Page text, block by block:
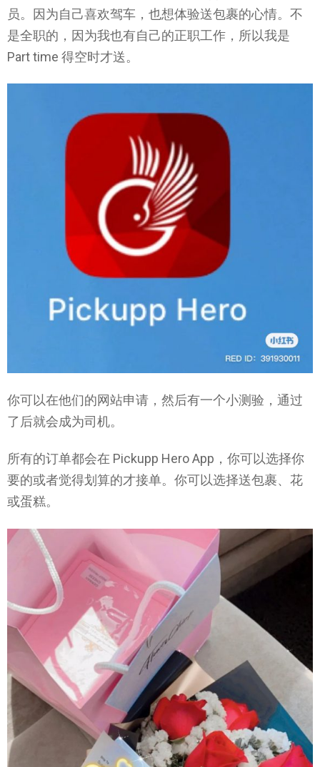
员。因为自己喜欢驾车，也想体验送包裹的心情。不
是全职的，因为我也有自己的正职工作，所以我是
Part time 得空时才送。
你可以在他们的网站申请，然后有一个小测验，通过
了后就会成为司机。
所有的订单都会在 Pickupp Hero App，你可以选择你
要的或者觉得划算的才接单。你可以选择送包裹、花
或蛋糕。